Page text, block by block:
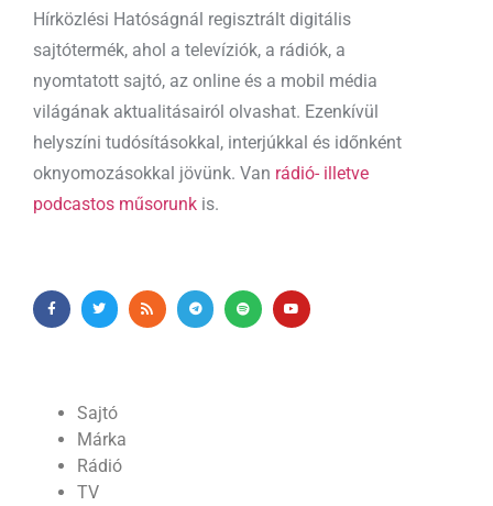
Hírközlési Hatóságnál regisztrált digitális
sajtótermék, ahol a televíziók, a rádiók, a
nyomtatott sajtó, az online és a mobil média
világának aktualitásairól olvashat. Ezenkívül
helyszíni tudósításokkal, interjúkkal és időnként
oknyomozásokkal jövünk. Van rádió- illetve
podcastos műsorunk is.
Sajtó
Márka
Rádió
TV